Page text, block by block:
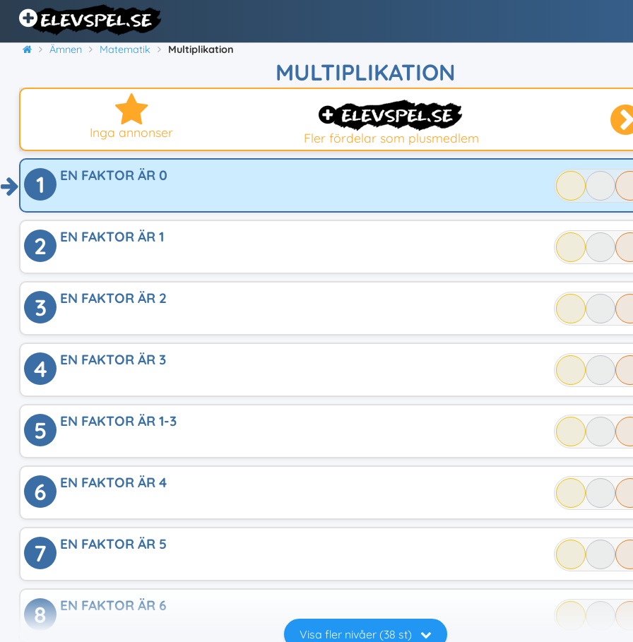
Ämnen Matematik Multiplikation
MULTIPLIKATION
Inga annonser Fler fördelar som plusmedlem
1 EN FAKTOR ÄR 0
2 EN FAKTOR ÄR 1
3 EN FAKTOR ÄR 2
4 EN FAKTOR ÄR 3
5 EN FAKTOR ÄR 1-3
6 EN FAKTOR ÄR 4
7 EN FAKTOR ÄR 5
8 EN FAKTOR ÄR 6
Visa fler nivåer (38 st)